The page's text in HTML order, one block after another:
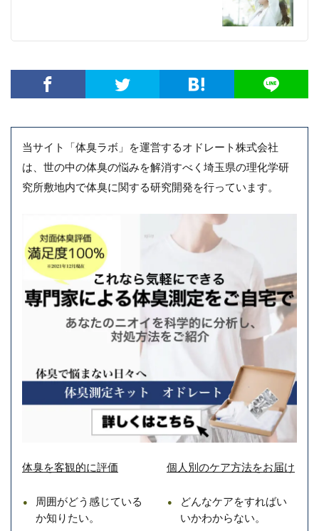
当サイト「体臭ラボ」を運営するオドレート株式会社
は、世の中の体臭の悩みを解消すべく埼玉県の理化学研
究所敷地内で体臭に関する研究開発を行っています。
体臭を客観的に評価
周囲がどう感じている
か知りたい。
個人別のケア方法をお届け
どんなケアをすればい
いかわからない。